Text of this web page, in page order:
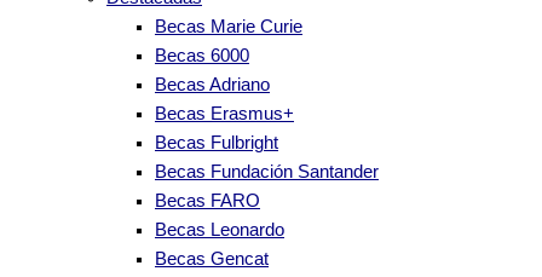
Becas Marie Curie
Becas 6000
Becas Adriano
Becas Erasmus+
Becas Fulbright
Becas Fundación Santander
Becas FARO
Becas Leonardo
Becas Gencat